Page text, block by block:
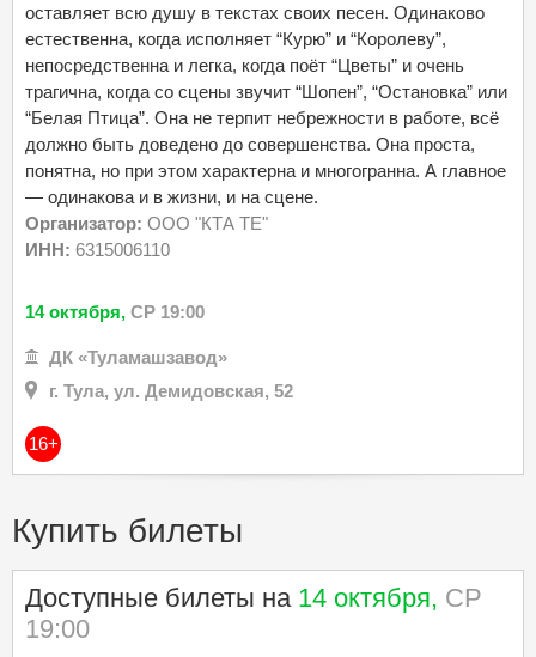
оставляет всю душу в текстах своих песен. Одинаково
естественна, когда исполняет “Курю” и “Королеву”,
непосредственна и легка, когда поёт “Цветы” и очень
трагична, когда со сцены звучит “Шопен”, “Остановка” или
“Белая Птица”. Она не терпит небрежности в работе, всё
должно быть доведено до совершенства. Она проста,
понятна, но при этом характерна и многогранна. А главное
— одинакова и в жизни, и на сцене.
Организатор: ООО "КТА ТЕ"
ИНН: 6315006110
14 октября, СР 19:00
ДК «Туламашзавод»
г. Тула, ул. Демидовская, 52
16+
Купить билеты
Доступные билеты на 14 октября, СР
19:00